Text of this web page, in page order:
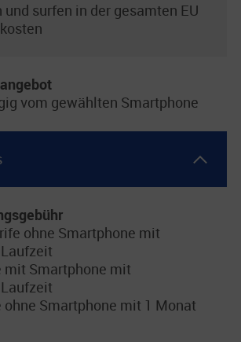
surfen in der gesamten EU
vom gewählten Smartphone
ohne Smartphone mit
mit Smartphone mit
ohne Smartphone mit 1 Monat